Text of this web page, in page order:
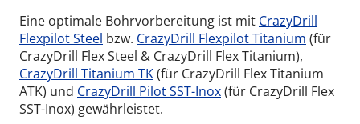
Eine optimale Bohrvorbereitung ist mit CrazyDrill
Flexpilot Steel bzw. CrazyDrill Flexpilot Titanium (für
CrazyDrill Flex Steel & CrazyDrill Flex Titanium),
CrazyDrill Titanium TK(für CrazyDrill Flex Titanium
ATK) und CrazyDrill Pilot SST-Inox(für CrazyDrill Flex
SST-Inox) gewährleistet.